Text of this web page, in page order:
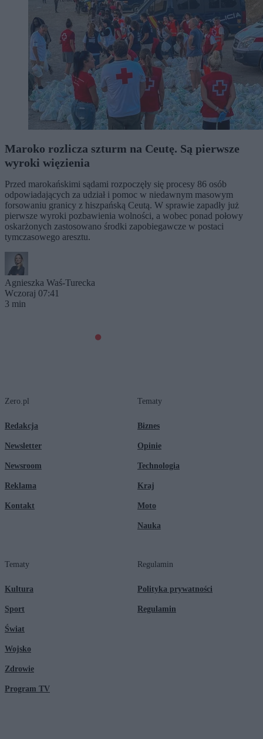
Maroko rozlicza szturm na Ceutę. Są pierwsze
wyroki więzienia
Przed marokańskimi sądami rozpoczęły się procesy 86 osób
odpowiadających za udział i pomoc w niedawnym masowym
forsowaniu granicy z hiszpańską Ceutą. W sprawie zapadły już
pierwsze wyroki pozbawienia wolności, a wobec ponad połowy
oskarżonych zastosowano środki zapobiegawcze w postaci
tymczasowego aresztu.
Agnieszka Waś-Turecka
Wczoraj 07:41
3 min
Zero.pl
Redakcja
Newsletter
Newsroom
Reklama
Kontakt
Tematy
Biznes
Opinie
Technologia
Kraj
Moto
Nauka
Tematy
Kultura
Sport
Świat
Wojsko
Zdrowie
Program TV
Regulamin
Polityka prywatności
Regulamin